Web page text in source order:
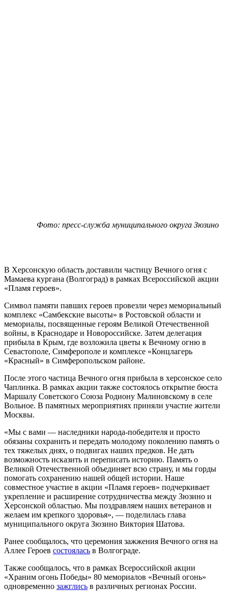
Фото: пресс-служба муниципального округа Зюзино
В Херсонскую область доставили частицу Вечного огня с
Мамаева кургана (Волгоград) в рамках Всероссийской акции
«Пламя героев».
Символ памяти павших героев провезли через мемориальный
комплекс «Самбекские высоты» в Ростовской области и
мемориалы, посвященные героям Великой Отечественной
войны, в Краснодаре и Новороссийске. Затем делегация
прибыла в Крым, где возложила цветы к Вечному огню в
Севастополе, Симферополе и комплексе «Концлагерь
«Красный» в Симферопольском районе.
После этого частица Вечного огня прибыла в херсонское село
Чаплинка. В рамках акции также состоялось открытие бюста
Маршалу Советского Союза Родиону Малиновскому в селе
Вольное. В памятных мероприятиях приняли участие жители
Москвы.
«Мы с вами — наследники народа-победителя и просто
обязаны сохранить и передать молодому поколению память о
тех тяжелых днях, о подвигах наших предков. Не дать
возможность исказить и переписать историю. Память о
Великой Отечественной объединяет всю страну, и мы горды
помогать сохранению нашей общей истории. Наше
совместное участие в акции «Пламя героев» подчеркивает
укрепление и расширение сотрудничества между Зюзино и
Херсонской областью. Мы поздравляем наших ветеранов и
желаем им крепкого здоровья», — поделилась глава
муниципального округа Зюзино Виктория Шатова.
Ранее сообщалось, что церемония зажжения Вечного огня на
Аллее Героев состоялась в Волгограде.
Также сообщалось, что в рамках Всероссийской акции
«Храним огонь Победы» 80 мемориалов «Вечный огонь»
одновременно зажглись в различных регионах России.